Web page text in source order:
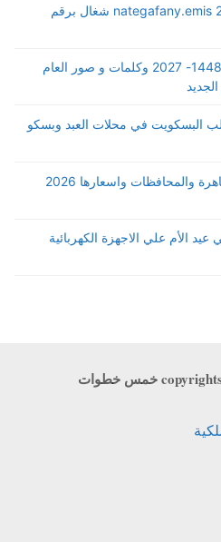
رابط نتيجة الدبلومات الفنية 2026 nategafany.emis شغال برقم
رسائل تهنئة رأس السنة الهجرية 1448- 2027 وكلمات و صور العام
كحك العيد 2026 وعلب البسكويت في محلات العبد وبسكو
اجمل أماكن خروجة العيد في القاهرة والمحافظات واسعارها 2026
كارفور مارس 2026 في عيد الأم علي الاجهزة الكهربائية